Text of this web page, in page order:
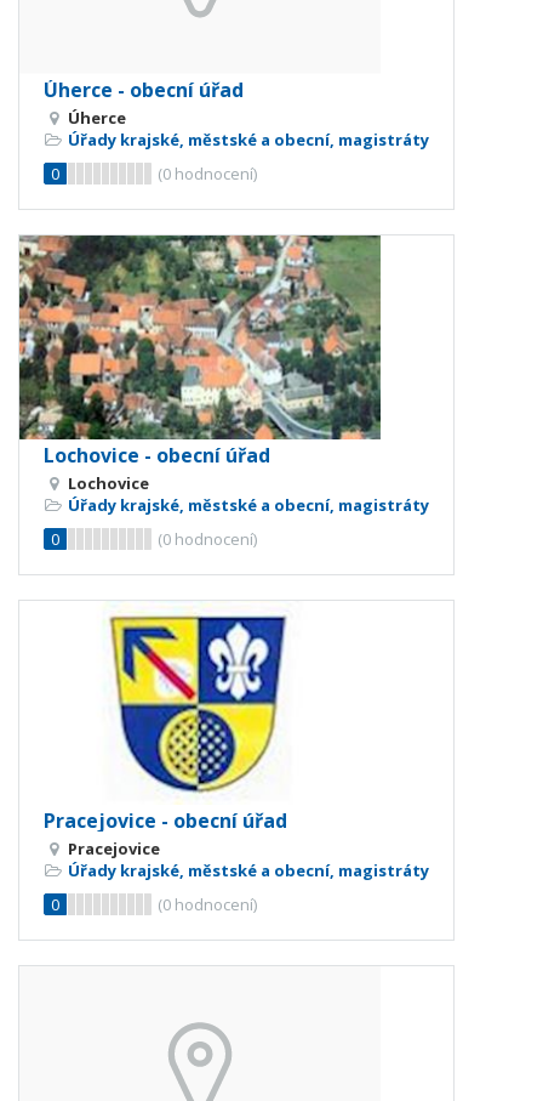
Úherce - obecní úřad
Úherce
Úřady krajské, městské a obecní, magistráty
0
(0 hodnocení)
Lochovice - obecní úřad
Lochovice
Úřady krajské, městské a obecní, magistráty
0
(0 hodnocení)
Pracejovice - obecní úřad
Pracejovice
Úřady krajské, městské a obecní, magistráty
0
(0 hodnocení)